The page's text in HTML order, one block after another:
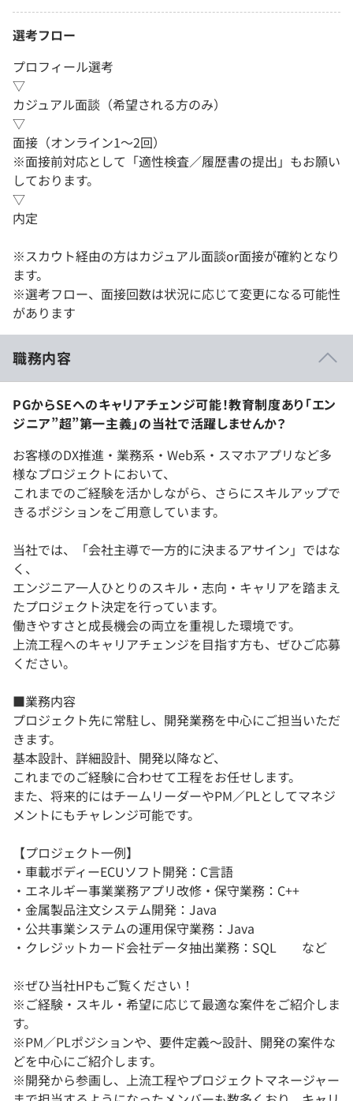
選考フロー
プロフィール選考
▽
カジュアル面談（希望される方のみ）
▽
面接（オンライン1～2回）
※面接前対応として「適性検査／履歴書の提出」もお願い
しております。
▽
内定
※スカウト経由の方はカジュアル面談or面接が確約となり
ます。
※選考フロー、面接回数は状況に応じて変更になる可能性
があります
職務内容
PGからSEへのキャリアチェンジ可能！教育制度あり「エン
ジニア”超”第一主義」の当社で活躍しませんか？
お客様のDX推進・業務系・Web系・スマホアプリなど多
様なプロジェクトにおいて、
これまでのご経験を活かしながら、さらにスキルアップで
きるポジションをご用意しています。
当社では、「会社主導で一方的に決まるアサイン」ではな
く、
エンジニア一人ひとりのスキル・志向・キャリアを踏まえ
たプロジェクト決定を行っています。
働きやすさと成長機会の両立を重視した環境です。
上流工程へのキャリアチェンジを目指す方も、ぜひご応募
ください。
■業務内容
プロジェクト先に常駐し、開発業務を中心にご担当いただ
きます。
基本設計、詳細設計、開発以降など、
これまでのご経験に合わせて工程をお任せします。
また、将来的にはチームリーダーやPM／PLとしてマネジ
メントにもチャレンジ可能です。
【プロジェクト一例】
・車載ボディーECUソフト開発：C言語
・エネルギー事業業務アプリ改修・保守業務：C++
・金属製品注文システム開発：Java
・公共事業システムの運用保守業務：Java
・クレジットカード会社データ抽出業務：SQL など
※ぜひ当社HPもご覧ください！
※ご経験・スキル・希望に応じて最適な案件をご紹介しま
す。
※PM／PLポジションや、要件定義～設計、開発の案件な
どを中心にご紹介します。
※開発から参画し、上流工程やプロジェクトマネージャー